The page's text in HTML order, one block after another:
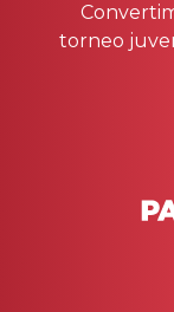
torneo